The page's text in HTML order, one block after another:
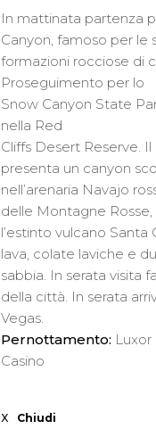
In mattinata partenza
Canyon, famoso per le
formazioni rocciose di
Proseguimento per lo
Snow Canyon State
nella Red
Cliffs Desert Reserve.
presenta un canyon
nell’arenaria Navajo
delle Montagne
l’estinto vulcano Santa
lava, colate laviche e
sabbia. In serata visita
della città. In serata
Vegas.
Pernottamento:
Casino
X Chiudi